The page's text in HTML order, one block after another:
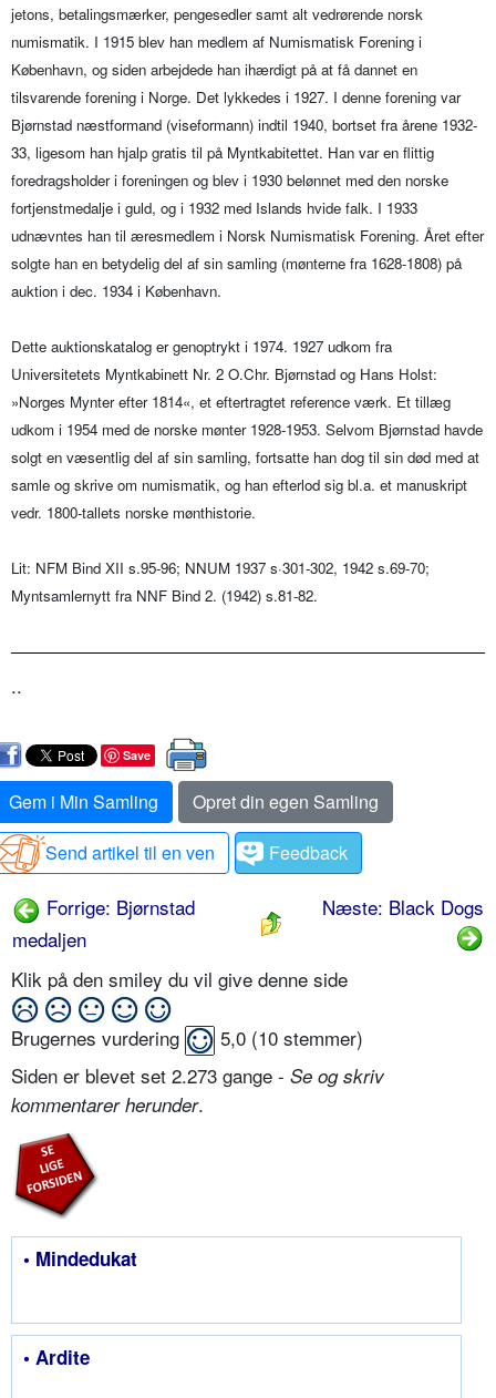
jetons, betalingsmærker, pengesedler samt alt vedrørende norsk
numismatik. I 1915 blev han medlem af Numismatisk Forening i
København, og siden arbejdede han ihærdigt på at få dannet en
tilsvarende forening i Norge. Det lykkedes i 1927. I denne forening var
Bjørnstad næstformand (viseformann) indtil 1940, bortset fra årene 1932-
33, ligesom han hjalp gratis til på Myntkabitettet. Han var en flittig
foredragsholder i foreningen og blev i 1930 belønnet med den norske
fortjenstmedalje i guld, og i 1932 med Islands hvide falk. I 1933
udnævntes han til æresmedlem i Norsk Numismatisk Forening. Året efter
solgte han en betydelig del af sin samling (mønterne fra 1628-1808) på
auktion i dec. 1934 i København.
Dette auktionskatalog er genoptrykt i 1974. 1927 udkom fra
Universitetets Myntkabinett Nr. 2 O.Chr. Bjørnstad og Hans Holst:
»Norges Mynter efter 1814«, et eftertragtet reference værk. Et tillæg
udkom i 1954 med de norske mønter 1928-1953. Selvom Bjørnstad havde
solgt en væsentlig del af sin samling, fortsatte han dog til sin død med at
samle og skrive om numismatik, og han efterlod sig bl.a. et manuskript
vedr. 1800-tallets norske mønthistorie.
Lit: NFM Bind XII s.95-96; NNUM 1937 s·301-302, 1942 s.69-70;
Myntsamlernytt fra NNF Bind 2. (1942) s.81-82.
..
Save
Gem i Min Samling
Opret din egen Samling
Send artikel til en ven
Feedback
Forrige: Bjørnstad
medaljen
Næste: Black Dogs
Klik på den smiley du vil give denne side
Brugernes vurdering 5,0 (10 stemmer)
Siden er blevet set 2.273 gange - Se og skriv
kommentarer herunder.
• Mindedukat
• Ardite